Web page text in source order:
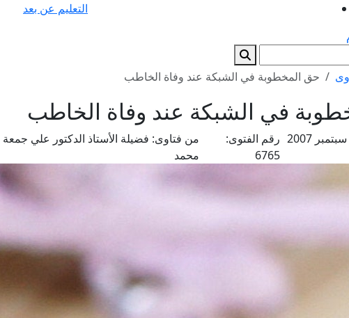
التعليم عن بعد
حق المخطوبة في الشبكة عند وفاة الخاطب
في الشبكة عند وفاة الخاطب
30 سبتمبر 2007 رقم الفتوى:
6765
من فتاوى: فضيلة الأستاذ الدكتور علي جمعة
محمد